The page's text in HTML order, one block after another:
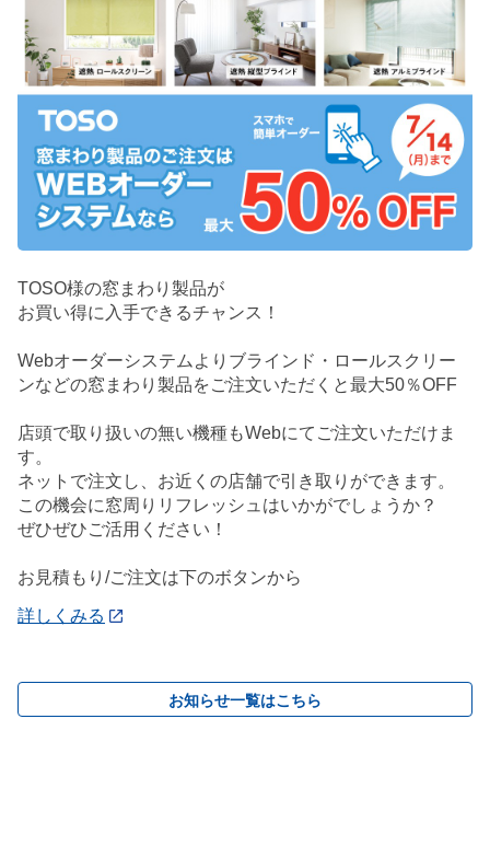
TOSO様の窓まわり製品が
お買い得に入手できるチャンス！
Webオーダーシステムよりブラインド・ロールスクリー
ンなどの窓まわり製品をご注文いただくと最大50％OFF
店頭で取り扱いの無い機種もWebにてご注文いただけま
す。
ネットで注文し、お近くの店舗で引き取りができます。
この機会に窓周りリフレッシュはいかがでしょうか？
ぜひぜひご活用ください！
お見積もり/ご注文は下のボタンから
詳しくみる
お知らせ一覧はこちら